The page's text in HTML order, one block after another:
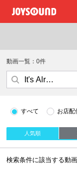
動画一覧：0件
すべて お店配
人気順
検索条件に該当する動